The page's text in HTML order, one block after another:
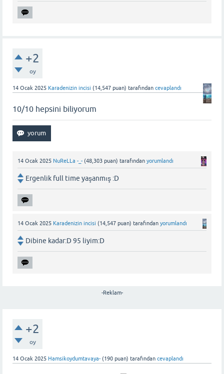
+2
oy
14 Ocak 2025 Karadenizin incisi (14,547 puan) tarafından cevaplandı
10/10 hepsini biliyorum
14 Ocak 2025 NuReLLa -_- (48,303 puan) tarafından yorumlandı
Ergenlik full time yaşanmış :D
14 Ocak 2025 Karadenizin incisi (14,547 puan) tarafından yorumlandı
Dibine kadar:D 95 liyim:D
-Reklam-
+2
oy
14 Ocak 2025 Hamsikoydumtavaya- (190 puan) tarafından cevaplandı